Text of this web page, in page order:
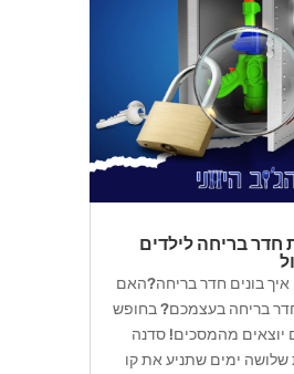
חדר בריחה לילדים
בונים חדר בריחה?האם
בריחה בעצמכם? בחופש
יוצאים מהמסכים! סדנה
שלושה ימים שתניע את קו